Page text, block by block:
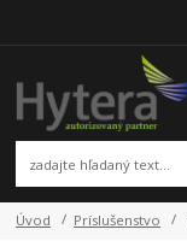
Úvod Príslušenstvo